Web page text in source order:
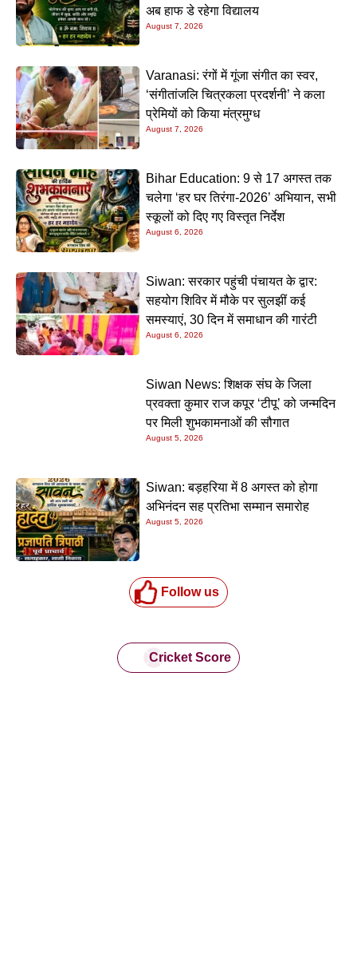
अब हाफ डे रहेगा विद्यालय
August 7, 2026
Varanasi: रंगों में गूंजा संगीत का स्वर,
‘संगीतांजलि चित्रकला प्रदर्शनी’ ने कला
प्रेमियों को किया मंत्रमुग्ध
August 7, 2026
Bihar Education: 9 से 17 अगस्त तक
चलेगा ‘हर घर तिरंगा-2026’ अभियान, सभी
स्कूलों को दिए गए विस्तृत निर्देश
August 6, 2026
Siwan: सरकार पहुंची पंचायत के द्वार:
सहयोग शिविर में मौके पर सुलझीं कई
समस्याएं, 30 दिन में समाधान की गारंटी
August 6, 2026
Siwan News: शिक्षक संघ के जिला
प्रवक्ता कुमार राज कपूर ‘टीपू’ को जन्मदिन
पर मिली शुभकामनाओं की सौगात
August 5, 2026
Siwan: बड़हरिया में 8 अगस्त को होगा
अभिनंदन सह प्रतिभा सम्मान समारोह
August 5, 2026
Follow us
Cricket Score